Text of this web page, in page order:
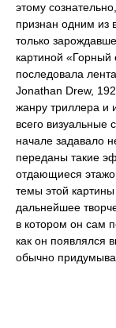
этому
признан одним из
только
картиной
последовала
Jonathan Drew,
жанру триллера и
всего визуальные
начале задавало
переданы такие
отдающиеся
темы этой
дальнейшее
в котором он сам
как он появлялся
обычно